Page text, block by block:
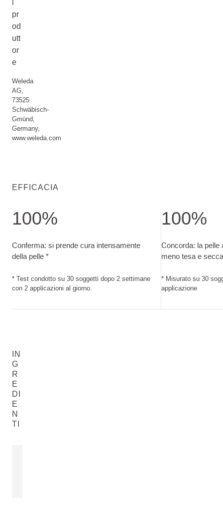
pr
od
utt
or
e
Weleda
AG,
73525
Schwäbisch-
Gmünd,
Germany,
www.weleda.com
EFFICACIA
100%
Conferma: si prende cura intensamente
della pelle *
* Test condotto su 30 soggetti dopo 2 settimane
con 2 applicazioni al giorno.
100%
Concorda: la pelle
meno tesa e
* Misurato su 30
applicazione
IN
G
R
E
DI
E
N
TI